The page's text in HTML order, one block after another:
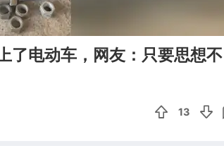
了电动车，网友：只要思想不
13